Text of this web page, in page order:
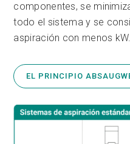
componentes, se
todo el sistema y se
aspiración con menos kW.
EL PRINCIPIO